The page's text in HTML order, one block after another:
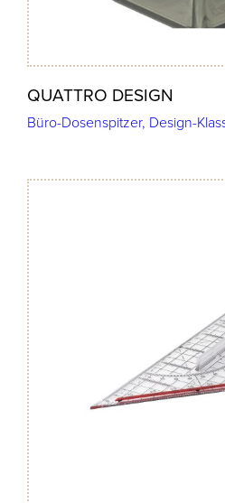
QUATTRO DESIGN
Büro-Dosenspitzer, Design-